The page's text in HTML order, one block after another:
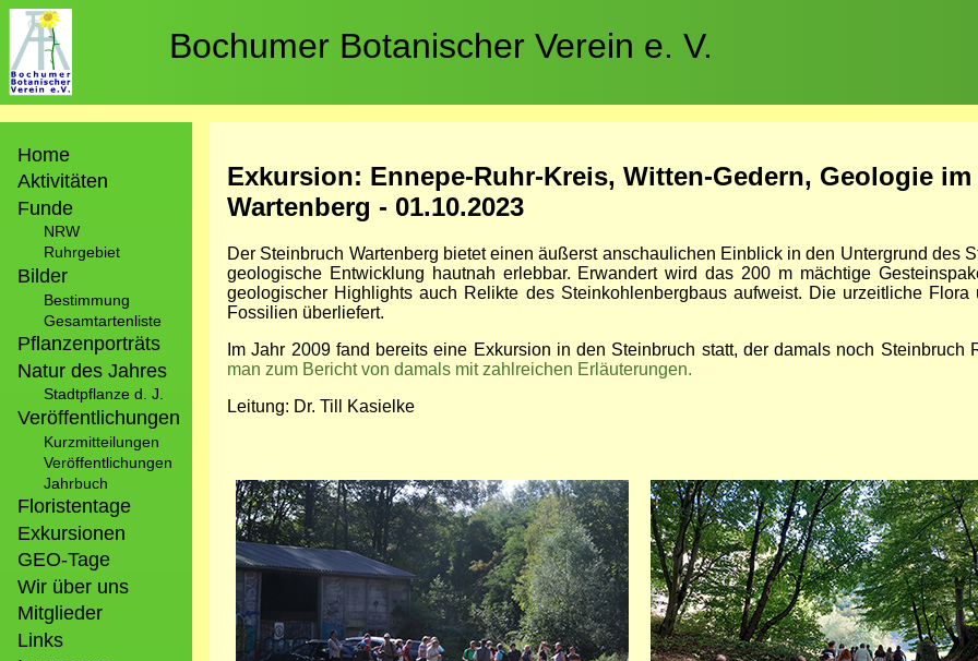
Direkt
zum
Inhalt
Bochumer Botanischer Verein e. V.
Home
Aktivitäten
Funde
NRW
Ruhrgebiet
Bilder
Bestimmung
Gesamtartenliste
Pflanzenporträts
Natur des Jahres
Stadtpflanze d. J.
Veröffentlichungen
Kurzmitteilungen
Veröffentlichungen
Jahrbuch
Floristentage
Exkursionen
GEO-Tage
Wir über uns
Mitglieder
Links
Exkursion: Ennepe-Ruhr-Kreis, Witten-Gedern, Geologie
Wartenberg - 01.10.2023
Der Steinbruch Wartenberg bietet einen äußerst anschaulichen Einblick in den Untergrund des
geologische Entwicklung hautnah erlebbar. Erwandert wird das 200 m mächtige
geologischer Highlights auch Relikte des Steinkohlenbergbaus aufweist. Die urzeitliche
Fossilien überliefert.
Im Jahr 2009 fand bereits eine Exkursion in den Steinbruch statt, der damals noch Steinbruch
man zum Bericht von damals mit zahlreichen Erläuterungen.
Leitung: Dr. Till Kasielke
Bild Bild